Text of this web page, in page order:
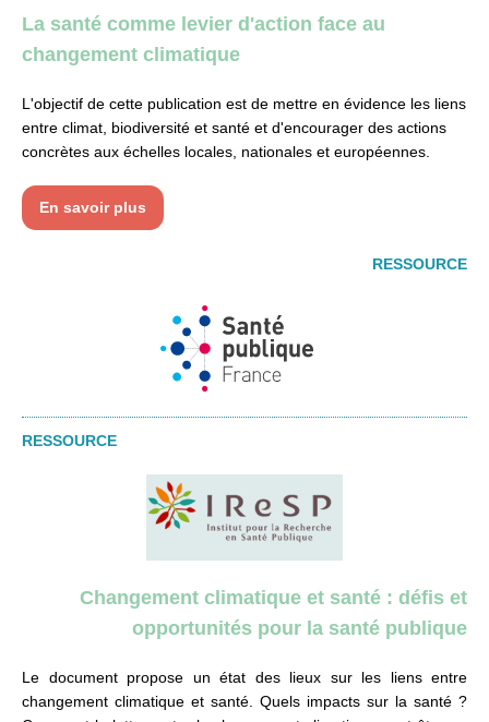
La santé comme levier d'action face au
changement climatique
L'objectif de cette publication est de mettre en évidence les liens
entre climat, biodiversité et santé et d'encourager des actions
concrètes aux échelles locales, nationales et européennes.
En savoir plus
RESSOURCE
RESSOURCE
Changement climatique et santé : défis et
opportunités pour la santé publique
Le document propose un état des lieux sur les liens entre
changement climatique et santé. Quels impacts sur la santé ?